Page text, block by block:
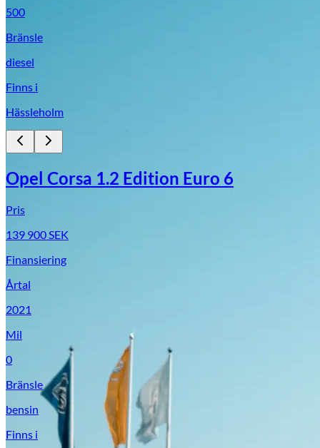
500
Bränsle
diesel
Finns i
Hässleholm
Opel Corsa 1.2 Edition Euro 6
Pris
139 900SEK
Finansiering
Årtal
2021
Mil
0
Bränsle
bensin
Finns i